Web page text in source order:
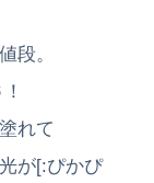
段。
！
れて
が[:ぴかぴ